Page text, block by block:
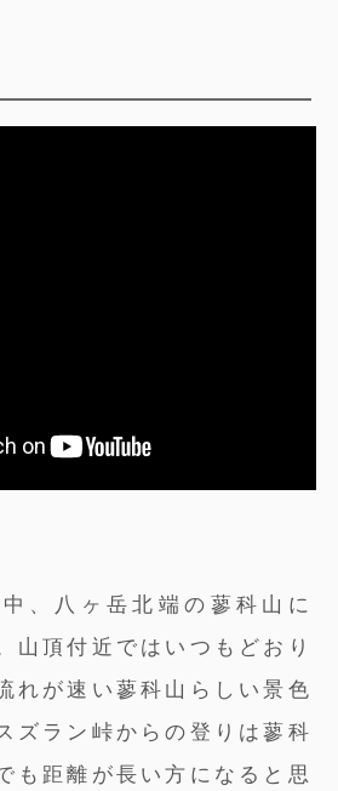
、八ヶ岳北端の蓼科山に
山頂付近ではいつもどおり
れが速い蓼科山らしい景色
ズラン峠からの登りは蓼科
も距離が長い方になると思